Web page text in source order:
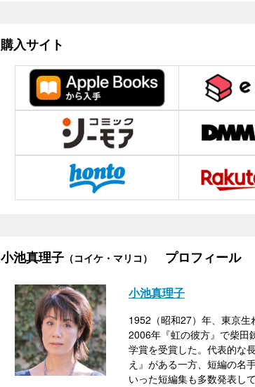
購入サイト
小池真理子 （コイケ・マリコ） プロフィール
小池真理子
1952（昭和27）年、東京生
2006年『虹の彼方』で柴田
学賞を受賞した。代表的な
え』がある一方、短編の名
いった短編集も多数発表し